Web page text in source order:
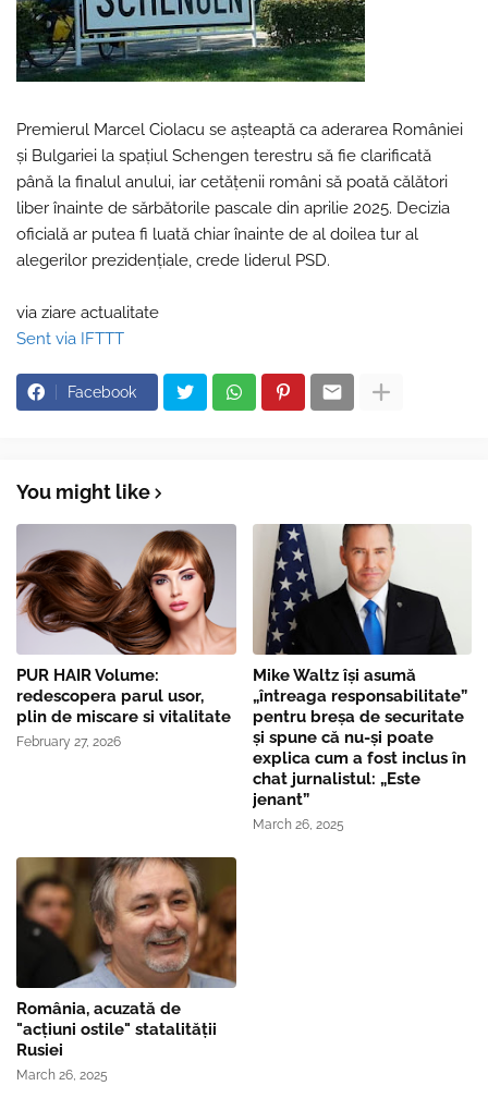
Premierul Marcel Ciolacu se așteaptă ca aderarea României
și Bulgariei la spațiul Schengen terestru să fie clarificată
până la finalul anului, iar cetățenii români să poată călători
liber înainte de sărbătorile pascale din aprilie 2025. Decizia
oficială ar putea fi luată chiar înainte de al doilea tur al
alegerilor prezidențiale, crede liderul PSD.
via ziare actualitate
Sent via IFTTT
Facebook
You might like
PUR HAIR Volume:
redescopera parul usor,
plin de miscare si vitalitate
February 27, 2026
Mike Waltz îşi asumă
„întreaga responsabilitate”
pentru breşa de securitate
și spune că nu-și poate
explica cum a fost inclus în
chat jurnalistul: „Este
jenant”
March 26, 2025
România, acuzată de
"acțiuni ostile" statalității
Rusiei
March 26, 2025